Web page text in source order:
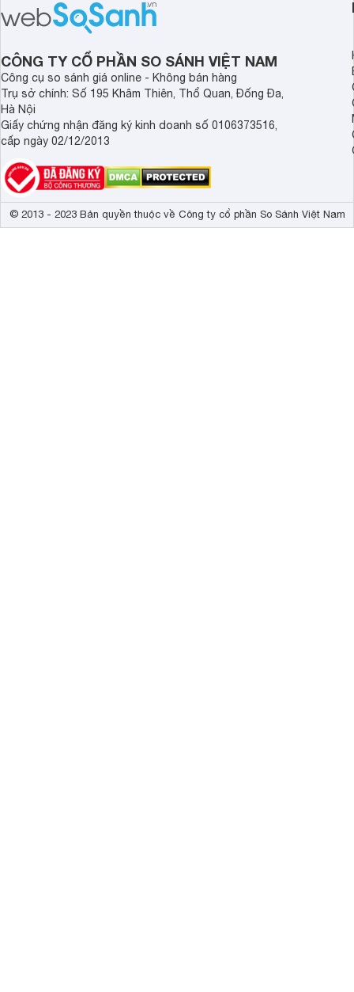
sạch cho cả gia đình.
sẽ so sánh 5
Demax, Hubert và
CÔNG TY CỔ PHẦN SO SÁNH VIỆT NAM
Công cụ so sánh giá online - Không bán hàng
Trụ sở chính: Số 195 Khâm Thiên, Thổ Quan, Đống Đa,
Hà Nội
Giấy chứng nhận đăng ký kinh doanh số 0106373516,
cấp ngày 02/12/2013
© 2013 - 2023 Bản quyền thuộc về Công ty cổ phần So Sánh Việt Nam